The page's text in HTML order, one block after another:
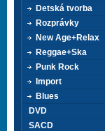
Detská tvorba
Rozprávky
New Age+Relax
Reggae+Ska
Punk Rock
Import
Blues
DVD
SACD